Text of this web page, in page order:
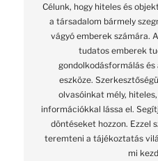
Célunk, hogy hiteles és
a társadalom bármely
vágyó emberek számára.
tudatos emberek
gondolkodásformálás
eszköze.
olvasóinkat mély,
információkkal lássa el.
döntéseket hozzon. Ezzel
teremteni a tájékoztatás
mi